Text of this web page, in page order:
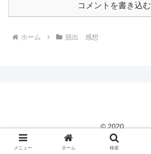
コメントを書き込む
ホーム 脱出 感想
© 2020 .
メニュー ホーム 検索